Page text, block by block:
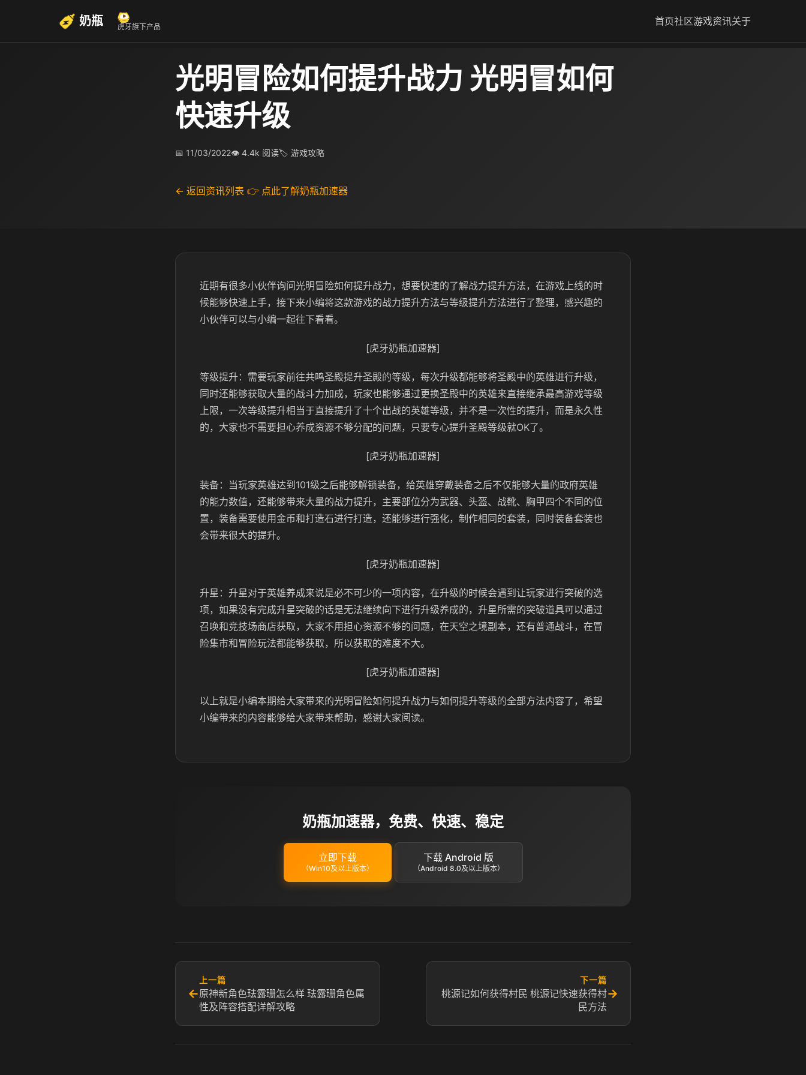
奶瓶 虎牙旗下产品 首页社区游戏资讯关于
光明冒险如何提升战力 光明冒如何
快速升级
📅 11/03/2022👁 4.4k 阅读🏷 游戏攻略
← 返回资讯列表 👉 点此了解奶瓶加速器
近期有很多小伙伴询问光明冒险如何提升战力，想要快速的了解战力提升方法，在游戏上线的时
候能够快速上手，接下来小编将这款游戏的战力提升方法与等级提升方法进行了整理，感兴趣的
小伙伴可以与小编一起往下看看。
[虎牙奶瓶加速器]
等级提升：需要玩家前往共鸣圣殿提升圣殿的等级，每次升级都能够将圣殿中的英雄进行升级，
同时还能够获取大量的战斗力加成，玩家也能够通过更换圣殿中的英雄来直接继承最高游戏等级
上限，一次等级提升相当于直接提升了十个出战的英雄等级，并不是一次性的提升，而是永久性
的，大家也不需要担心养成资源不够分配的问题，只要专心提升圣殿等级就OK了。
[虎牙奶瓶加速器]
装备：当玩家英雄达到101级之后能够解锁装备，给英雄穿戴装备之后不仅能够大量的政府英雄
的能力数值，还能够带来大量的战力提升，主要部位分为武器、头盔、战靴、胸甲四个不同的位
置，装备需要使用金币和打造石进行打造，还能够进行强化，制作相同的套装，同时装备套装也
会带来很大的提升。
[虎牙奶瓶加速器]
升星：升星对于英雄养成来说是必不可少的一项内容，在升级的时候会遇到让玩家进行突破的选
项，如果没有完成升星突破的话是无法继续向下进行升级养成的，升星所需的突破道具可以通过
召唤和竞技场商店获取，大家不用担心资源不够的问题，在天空之境副本，还有普通战斗，在冒
险集市和冒险玩法都能够获取，所以获取的难度不大。
[虎牙奶瓶加速器]
以上就是小编本期给大家带来的光明冒险如何提升战力与如何提升等级的全部方法内容了，希望
小编带来的内容能够给大家带来帮助，感谢大家阅读。
奶瓶加速器，免费、快速、稳定
立即下载
（Win10及以上版本）
下载 Android 版
（Android 8.0及以上版本）
←
上一篇
原神新角色珐露珊怎么样 珐露珊角色属
性及阵容搭配详解攻略
下一篇
桃源记如何获得村民 桃源记快速获得村
民方法
→